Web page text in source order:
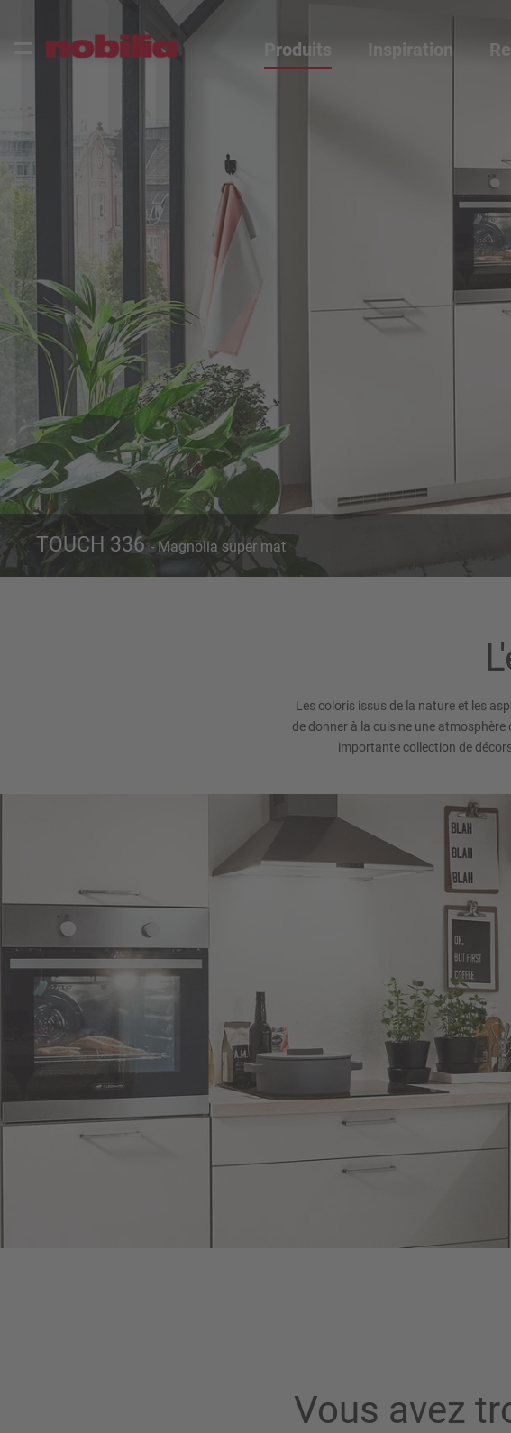
Produits Inspiration
TOUCH 336- Magnolia super mat
Coloris de
120
Magnolia
Les coloris issus de la nature et les
de donner à la cuisine une
importante collection de
Vous avez